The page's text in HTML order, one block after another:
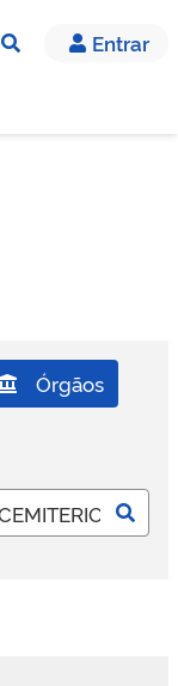
Abrir buscaEntrar
Órgãos